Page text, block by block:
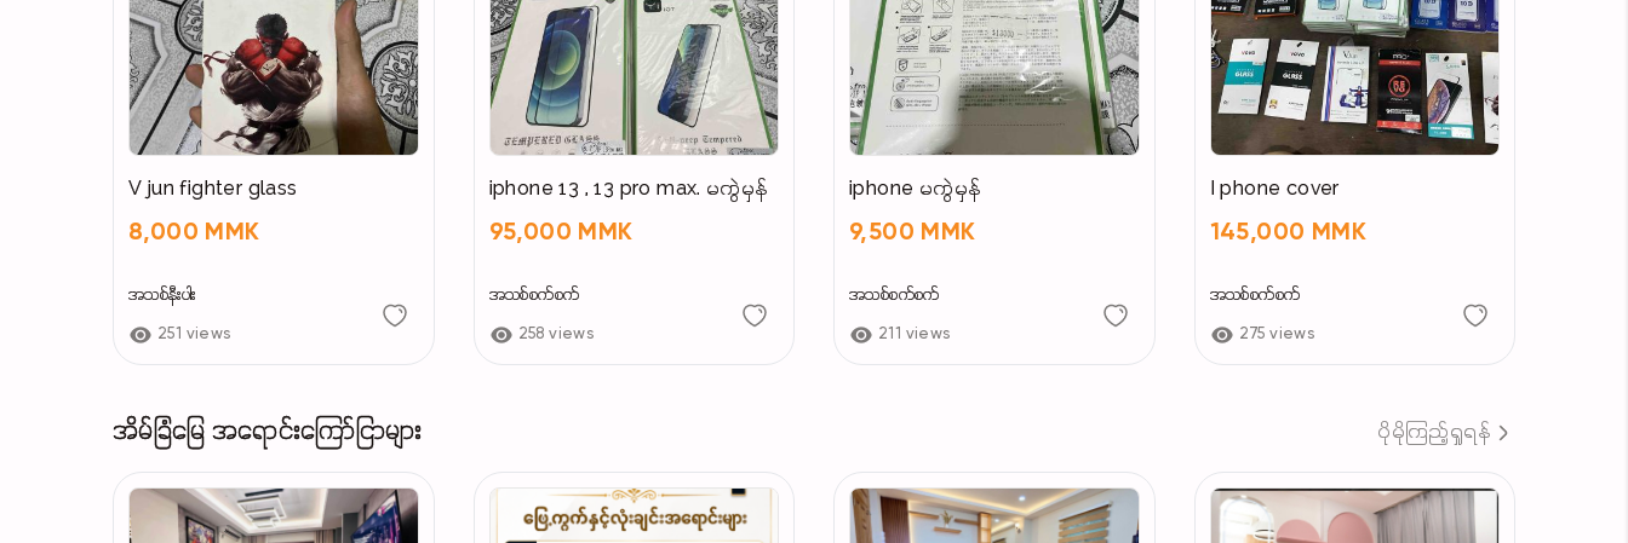
V jun fighter glass
8,000 MMK
အသစ်နီးပါး
251 views
iphone 13 , 13 pro max. မကွဲမှန်
95,000 MMK
အသစ်စက်စက်
258 views
iphone မကွဲမှန်
9,500 MMK
အသစ်စက်စက်
211 views
I phone cover
145,000 MMK
အသစ်စက်စက်
275 views
အိမ်ခြံမြေ အရောင်းကြော်ငြာများ ပိုမိုကြည့်ရှုရန်